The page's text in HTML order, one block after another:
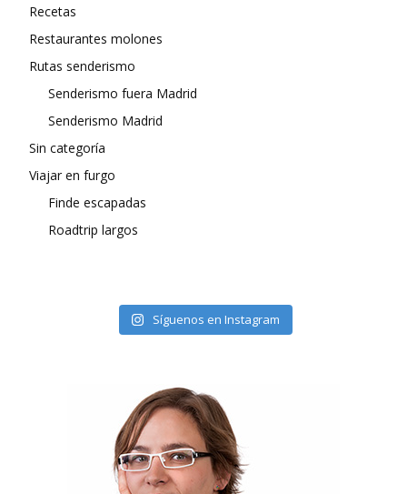
Recetas
Restaurantes molones
Rutas senderismo
Senderismo fuera Madrid
Senderismo Madrid
Sin categoría
Viajar en furgo
Finde escapadas
Roadtrip largos
Síguenos en Instagram